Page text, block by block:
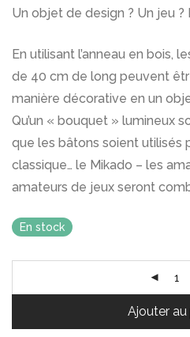
Un objet de design ? Un jeu ?
En utilisant l’anneau en bois,
de 40 cm de long peuvent
manière décorative en un
Qu’un « bouquet » lumineux
que les bâtons soient utilisés
classique… le Mikado – les
amateurs de jeux seront
En stock
Ajouter au